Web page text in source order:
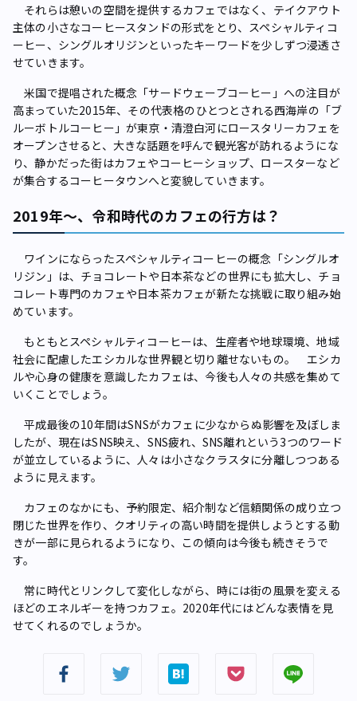
それらは憩いの空間を提供するカフェではなく、テイクアウト
主体の小さなコーヒースタンドの形式をとり、スペシャルティコ
ーヒー、シングルオリジンといったキーワードを少しずつ浸透さ
せていきます。
米国で提唱された概念「サードウェーブコーヒー」への注目が
高まっていた2015年、その代表格のひとつとされる西海岸の「ブ
ルーボトルコーヒー」が東京・清澄白河にロースタリーカフェを
オープンさせると、大きな話題を呼んで観光客が訪れるようにな
り、静かだった街はカフェやコーヒーショップ、ロースターなど
が集合するコーヒータウンへと変貌していきます。
2019年～、令和時代のカフェの行方は？
ワインにならったスペシャルティコーヒーの概念「シングルオ
リジン」は、チョコレートや日本茶などの世界にも拡大し、チョ
コレート専門のカフェや日本茶カフェが新たな挑戦に取り組み始
めています。
もともとスペシャルティコーヒーは、生産者や地球環境、地域
社会に配慮したエシカルな世界観と切り離せないもの。 エシカ
ルや心身の健康を意識したカフェは、今後も人々の共感を集めて
いくことでしょう。
平成最後の10年間はSNSがカフェに少なからぬ影響を及ぼしま
したが、現在はSNS映え、SNS疲れ、SNS離れという3つのワード
が並立しているように、人々は小さなクラスタに分離しつつある
ように見えます。
カフェのなかにも、予約限定、紹介制など信頼関係の成り立つ
閉じた世界を作り、クオリティの高い時間を提供しようとする動
きが一部に見られるようになり、この傾向は今後も続きそうで
す。
常に時代とリンクして変化しながら、時には街の風景を変える
ほどのエネルギーを持つカフェ。2020年代にはどんな表情を見
せてくれるのでしょうか。